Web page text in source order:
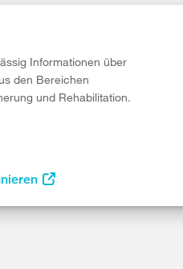
Informationen über
den Bereichen
und Rehabilitation.